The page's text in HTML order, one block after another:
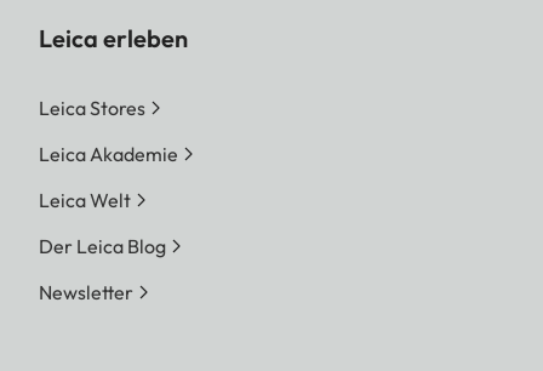
Leica erleben
Leica Stores
Leica Akademie
Leica Welt
Der Leica Blog
Newsletter